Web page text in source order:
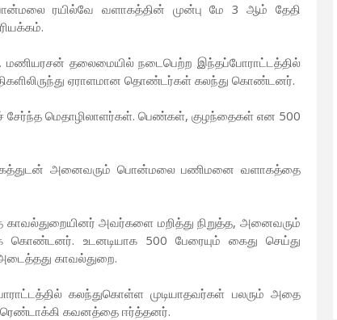
பொன்மலை ரயில்வே வளாகத்தின் முன்பு மே 3 ஆம் தேதி
மணியரசன் தலைமையில் நடைபெற்ற இந்தப்போராட்டத்தில்
ஏராளமான தொண்டர்கள் கலந்து கொண்டனர்.
மெதாழிலாளர்கள். பெண்கள், குழந்தைகள் என 500
அனைவரும் பொன்மலை பணிமனை வளாகத்தை
காவல்துறையினர் அவர்களை மறித்து நிறுத்த, அனைவரும்
கொண்டனர். உடனடியாக 500 பேரையும் கைது செய்து
காவல்துறை.
கலந்துகொள்ள முடியாதவர்கள் பலரும் அதை
கவனத்தை ஈர்த்தனர்.